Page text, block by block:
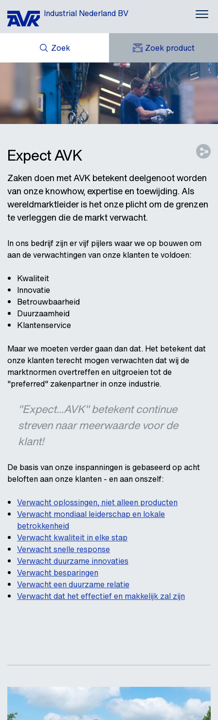
Industrial Nederland BV
Zoek Zoek product
DOWNLOADS
CASE STORIES
CONTACT
MIJN OFFERTES
MIJN AVK
AVK HOLDING (GROUP)
AVK NEDERLAND
Expect AVK
Zaken doen met AVK betekent deelgenoot worden
van onze knowhow, expertise en toewijding. Als
wereldmarktleider is het onze plicht om de grenzen
te verleggen die de markt verwacht.
In ons bedrijf zijn er vijf pijlers waar we op bouwen om
aan de verwachtingen van onze klanten te voldoen:
Kwaliteit
Innovatie
Betrouwbaarheid
Duurzaamheid
Klantenservice
Maar we moeten verder gaan dan dat. Het betekent dat
onze klanten terecht mogen verwachten dat wij de
marktnormen overtreffen en uitgroeien tot de
"preferred" zakenpartner in onze industrie.
"Expect...AVK" betekent continue
streven naar meerwaarde voor de
klant!
De basis van onze inspanningen is gebaseerd op acht
beloften aan onze klanten - en aan onszelf:
Verwacht oplossingen, niet alleen producten
Verwacht mondiaal leiderschap en lokale
betrokkenheid
Verwacht kwaliteit in elke stap
Verwacht snelle response
Verwacht duurzame innovaties
Verwacht besparingen
Verwacht een duurzame relatie
Verwacht dat het effectief en makkelijk zal zijn